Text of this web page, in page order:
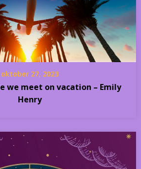
oktober 27, 2023
we meet on vacation – Emily
Henry